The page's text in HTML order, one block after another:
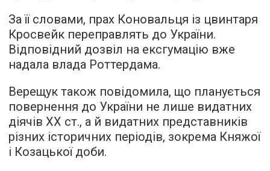
За її словами, прах Коновальця із цвинтаря
Кросвейк переправлять до України.
Відповідний дозвіл на ексгумацію вже
надала влада Роттердама.
Верещук також повідомила, що планується
повернення до України не лише видатних
діячів XX ст., а й видатних представників
різних історичних періодів, зокрема Княжої
і Козацької доби.